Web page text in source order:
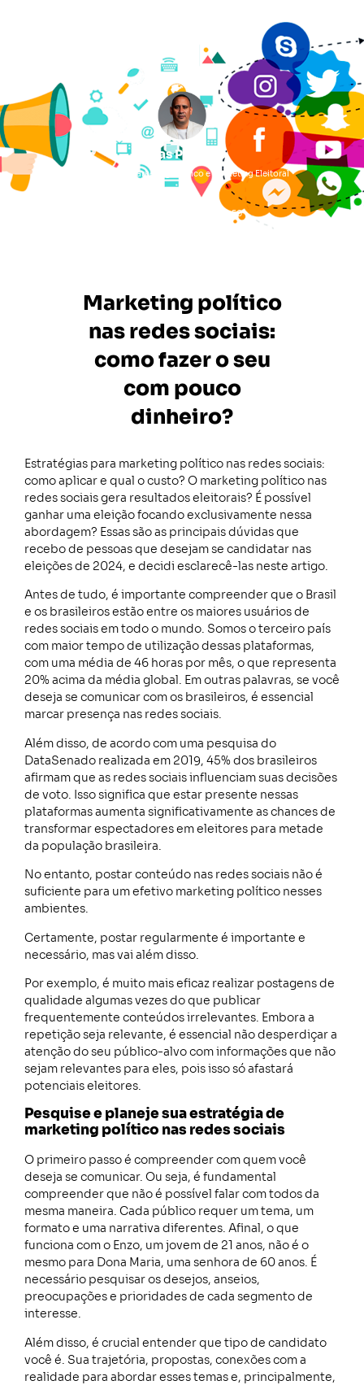
Lucas Pimenta
Consultor de Marketing Político e Marketing Eleitoral
11:50
Marketing político
nas redes sociais:
como fazer o seu
com pouco
dinheiro?
Estratégias para marketing político nas redes sociais:
como aplicar e qual o custo? O marketing político nas
redes sociais gera resultados eleitorais? É possível
ganhar uma eleição focando exclusivamente nessa
abordagem? Essas são as principais dúvidas que
recebo de pessoas que desejam se candidatar nas
eleições de 2024, e decidi esclarecê-las neste artigo.
Antes de tudo, é importante compreender que o Brasil
e os brasileiros estão entre os maiores usuários de
redes sociais em todo o mundo. Somos o terceiro país
com maior tempo de utilização dessas plataformas,
com uma média de 46 horas por mês, o que representa
20% acima da média global. Em outras palavras, se você
deseja se comunicar com os brasileiros, é essencial
marcar presença nas redes sociais.
Além disso, de acordo com uma pesquisa do
DataSenado realizada em 2019, 45% dos brasileiros
afirmam que as redes sociais influenciam suas decisões
de voto. Isso significa que estar presente nessas
plataformas aumenta significativamente as chances de
transformar espectadores em eleitores para metade
da população brasileira.
No entanto, postar conteúdo nas redes sociais não é
suficiente para um efetivo marketing político nesses
ambientes.
Certamente, postar regularmente é importante e
necessário, mas vai além disso.
Por exemplo, é muito mais eficaz realizar postagens de
qualidade algumas vezes do que publicar
frequentemente conteúdos irrelevantes. Embora a
repetição seja relevante, é essencial não desperdiçar a
atenção do seu público-alvo com informações que não
sejam relevantes para eles, pois isso só afastará
potenciais eleitores.
Pesquise e planeje sua estratégia de
marketing político nas redes sociais
O primeiro passo é compreender com quem você
deseja se comunicar. Ou seja, é fundamental
compreender que não é possível falar com todos da
mesma maneira. Cada público requer um tema, um
formato e uma narrativa diferentes. Afinal, o que
funciona com o Enzo, um jovem de 21 anos, não é o
mesmo para Dona Maria, uma senhora de 60 anos. É
necessário pesquisar os desejos, anseios,
preocupações e prioridades de cada segmento de
interesse.
Além disso, é crucial entender que tipo de candidato
você é. Sua trajetória, propostas, conexões com a
realidade para abordar esses temas e, principalmente,